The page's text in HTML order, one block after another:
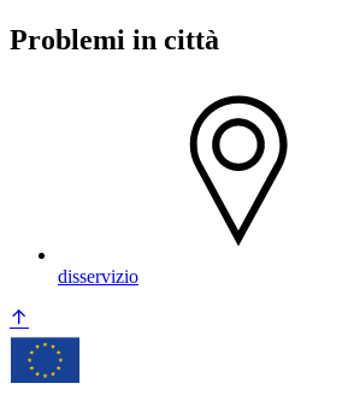
Problemi in città
disservizio